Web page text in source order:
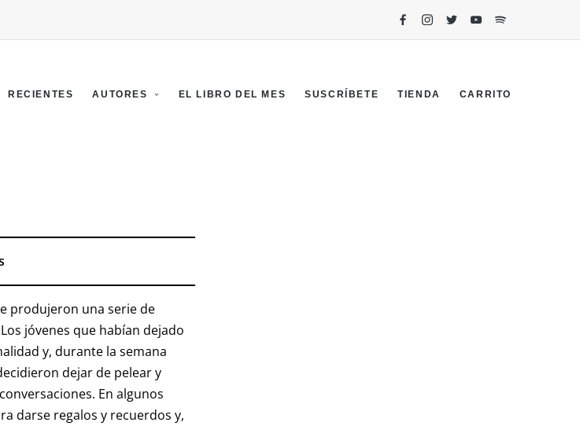
RECIENTES AUTORES EL LIBRO DEL MES SUSCRÍBETE TIENDA CARRITO
produjeron una serie de
jóvenes que habían dejado
y, durante la semana
dejar de pelear y
En algunos
darse regalos y recuerdos y,